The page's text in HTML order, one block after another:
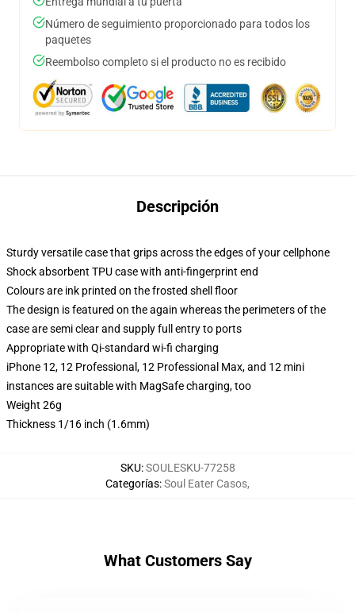
Número de seguimiento proporcionado para todos los
paquetes
Reembolso completo si el producto no es recibido
Descripción
Sturdy versatile case that grips across the edges of your cellphone
Shock absorbent TPU case with anti-fingerprint end
Colours are ink printed on the frosted shell floor
The design is featured on the again whereas the perimeters of the
case are semi clear and supply full entry to ports
Appropriate with Qi-standard wi-fi charging
iPhone 12, 12 Professional, 12 Professional Max, and 12 mini
instances are suitable with MagSafe charging, too
Weight 26g
Thickness 1/16 inch (1.6mm)
SKU:SOULESKU-77258
Categorías:Soul Eater Casos,
What Customers Say